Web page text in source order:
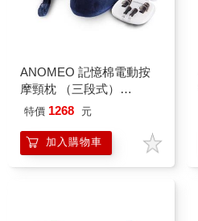
ANOMEO 記憶棉電動按
摩頸枕 （三段式）
AN2403＋強力降噪耳塞
特價 1268 元
加入購物車